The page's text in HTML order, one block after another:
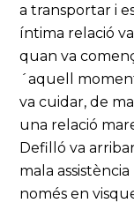
a transportar i
íntima relació
quan va
´aquell
va cuidar, de
una relació
Defilló va
mala
només en